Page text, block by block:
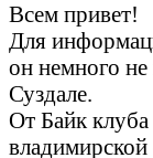
Всем привет!
Для
он немного не
Суздале.
От Байк